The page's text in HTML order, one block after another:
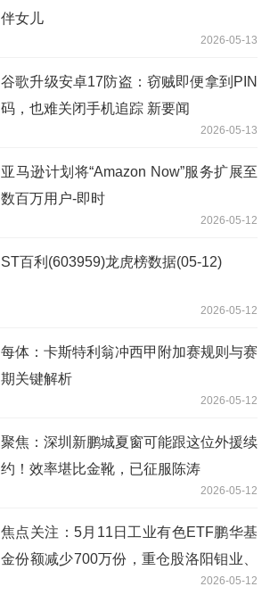
伴女儿
2026-05-13
谷歌升级安卓17防盗：窃贼即便拿到PIN
码，也难关闭手机追踪 新要闻
2026-05-13
亚马逊计划将“Amazon Now”服务扩展至
数百万用户-即时
2026-05-12
ST百利(603959)龙虎榜数据(05-12)
2026-05-12
每体：卡斯特利翁冲西甲附加赛规则与赛
期关键解析
2026-05-12
聚焦：深圳新鹏城夏窗可能跟这位外援续
约！效率堪比金靴，已征服陈涛
2026-05-12
焦点关注：5月11日工业有色ETF鹏华基
金份额减少700万份，重仓股洛阳钼业、
2026-05-12